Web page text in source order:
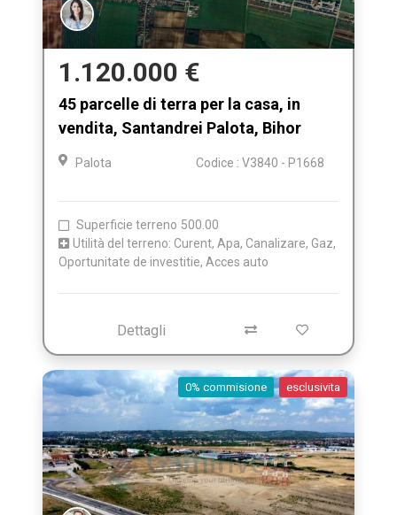
1.120.000 €
45 parcelle di terra per la casa, in
vendita, Santandrei Palota, Bihor
Palota Codice : V3840 - P1668
Superficie terreno 500.00
Utilità del terreno: Curent, Apa, Canalizare, Gaz,
Oportunitate de investitie, Acces auto
Dettagli
0% commisione esclusivita